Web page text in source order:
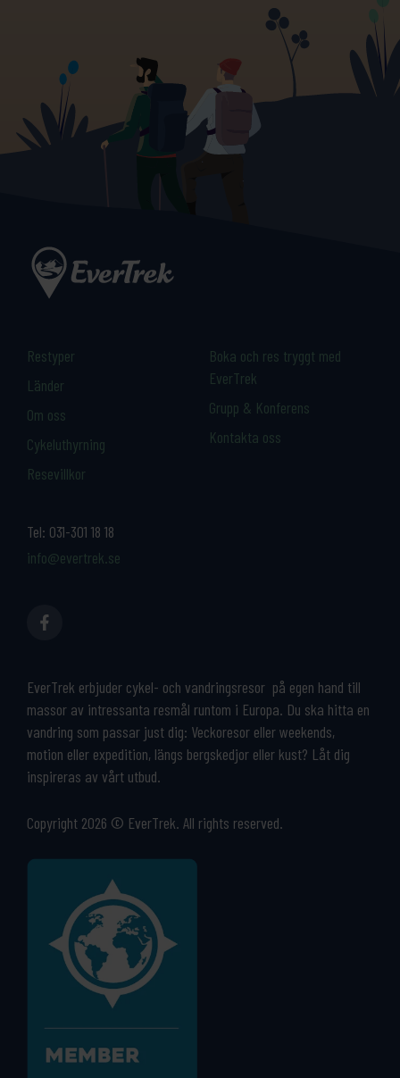
Tel: 031-301 18 18
info@evertrek.se
EverTrek erbjuder cykel- och vandringsresor på egen hand till
massor av intressanta resmål runtom i Europa. Du ska hitta en
vandring som passar just dig: Veckoresor eller weekends,
motion eller expedition, längs bergskedjor eller kust? Låt dig
inspireras av vårt utbud.
Copyright 2026 © EverTrek. All rights reserved.
Restyper
Länder
Om oss
Cykeluthyrning
Resevillkor
Boka och res tryggt med
EverTrek
Grupp & Konferens
Kontakta oss